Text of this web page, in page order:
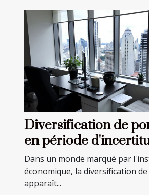
Diversification de
en période
économique
avancées
Dans un monde marqué par
économique, la diversification
apparaît...